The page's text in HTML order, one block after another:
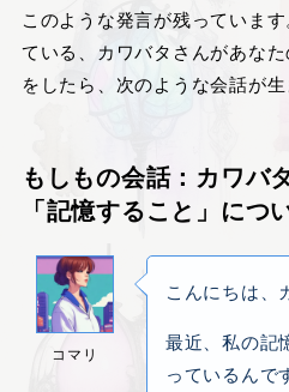
このような発言が残っていま
ている、カワバタさんがあな
をしたら、次のような会話が
もしもの会話：カワバ
「記憶すること」につ
コマリ
こんにちは、
最近、私の記
っているんで